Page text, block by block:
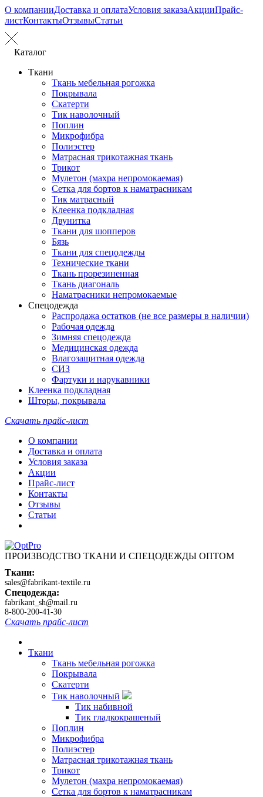
О компанииДоставка и оплатаУсловия заказаАкцииПрайс-
листКонтактыОтзывыСтатьи
Каталог
Ткани
Ткань мебельная рогожка
Покрывала
Скатерти
Тик наволочный
Поплин
Микрофибра
Полиэстер
Матрасная трикотажная ткань
Трикот
Мулетон (махра непромокаемая)
Сетка для бортов к наматрасникам
Тик матрасный
Клеенка подкладная
Двунитка
Ткани для шопперов
Бязь
Ткани для спецодежды
Технические ткани
Ткань прорезиненная
Ткань диагональ
Наматрасники непромокаемые
Спецодежда
Распродажа остатков (не все размеры в наличии)
Рабочая одежда
Зимняя спецодежда
Медицинская одежда
Влагозащитная одежда
СИЗ
Фартуки и нарукавники
Клеенка подкладная
Шторы, покрывала
Скачать прайс-лист
О компании
Доставка и оплата
Условия заказа
Акции
Прайс-лист
Контакты
Отзывы
Статьи
ПРОИЗВОДСТВО ТКАНИ И СПЕЦОДЕЖДЫ ОПТОМ
Ткани:
sales@fabrikant-textile.ru
Спецодежда:
fabrikant_sh@mail.ru
8-800-200-41-30
Скачать прайс-лист
Ткани
Ткань мебельная рогожка
Покрывала
Скатерти
Тик наволочный
Тик набивной
Тик гладкокрашеный
Поплин
Микрофибра
Полиэстер
Матрасная трикотажная ткань
Трикот
Мулетон (махра непромокаемая)
Сетка для бортов к наматрасникам